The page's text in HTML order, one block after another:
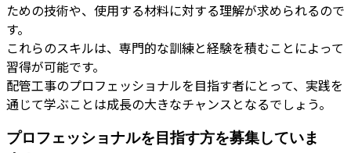
ための技術や、使用する材料に対する理解が求められるので
す。
これらのスキルは、専門的な訓練と経験を積むことによって
習得が可能です。
配管工事のプロフェッショナルを目指す者にとって、実践を
通じて学ぶことは成長の大きなチャンスとなるでしょう。
プロフェッショナルを目指す方を募集していま